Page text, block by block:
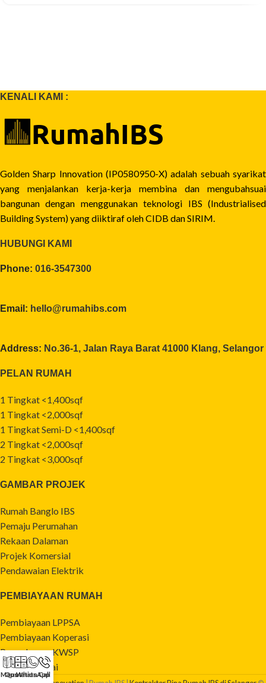
KENALI KAMI :
Golden Sharp Innovation (IP0580950-X) adalah sebuah syarikat
yang menjalankan kerja-kerja membina dan mengubahsuai
bangunan dengan menggunakan teknologi IBS (Industrialised
Building System) yang diiktiraf oleh CIDB dan SIRIM.
HUBUNGI KAMI
Phone: 016-3547300
Email: hello@rumahibs.com
Address: No.36-1, Jalan Raya Barat 41000 Klang, Selangor
PELAN RUMAH
1 Tingkat <1,400sqf
1 Tingkat <2,000sqf
1 Tingkat Semi-D <1,400sqf
2 Tingkat <2,000sqf
2 Tingkat <3,000sqf
GAMBAR PROJEK
Rumah Banglo IBS
Pemaju Perumahan
Rekaan Dalaman
Projek Komersial
Pendawaian Elektrik
PEMBIAYAAN RUMAH
Pembiayaan LPPSA
Pembiayaan Koperasi
Pengeluaran KWSP
Bayaran Tunai
Maps
Quotation
WhatsApp
Call